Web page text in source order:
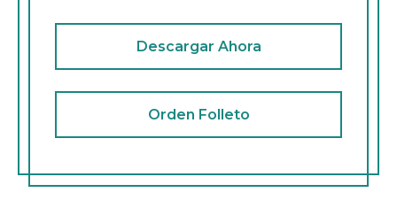
Descargar Ahora
Orden Folleto